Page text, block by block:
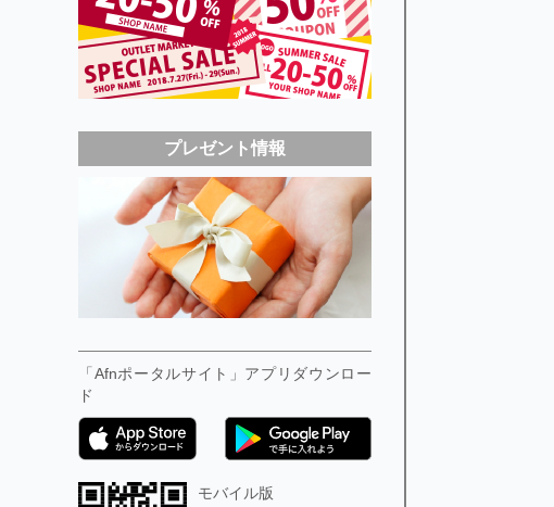
プレゼント情報
「Afnポータルサイト」アプリダウンロー
ド
モバイル版